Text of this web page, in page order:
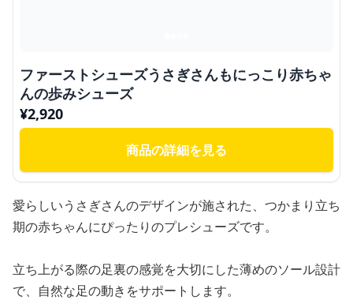
ファーストシューズうさぎさんもにっこり赤ちゃ
んの歩みシューズ
¥2,920
商品の詳細を見る
愛らしいうさぎさんのデザインが施された、つかまり立ち
期の赤ちゃんにぴったりのプレシューズです。
立ち上がる際の足裏の感覚を大切にした薄めのソール設計
で、自然な足の動きをサポートします。